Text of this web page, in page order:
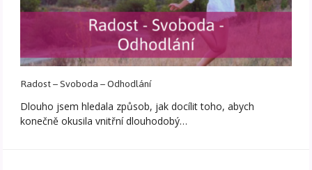
Radost – Svoboda – Odhodlání
Dlouho jsem hledala způsob, jak docílit toho, abych
konečně okusila vnitřní dlouhodobý…